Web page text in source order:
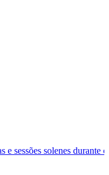
durante campanha